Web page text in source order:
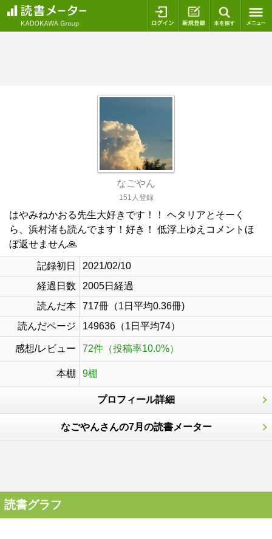
ログイン 新規登録
なごやん
151人登録
はやみねかおる先生大好きです！！ ヘタリアとそーく
ら、浜村渚も読んでます！好き！ 低浮上ゆえコメントほ
ぼ返せません🙏
記録初日
2021/02/10
経過日数
2005日経過
読んだ本
717冊（1日平均0.36冊)
読んだページ
149636（1日平均74）
感想/レビュー 72件（投稿率10.0%）
本棚 9棚
プロフィール詳細
なごやんさんの7月の読書メーター
読書グラフ